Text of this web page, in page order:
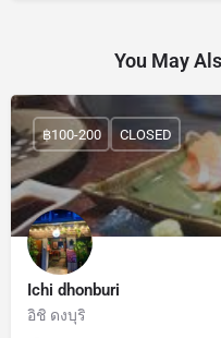
You May
Ichi dhonburi
อิชิ ดงบุริ
฿100-200 CLOSED